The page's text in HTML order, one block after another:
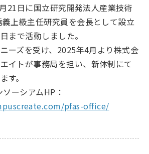
21日に国立研究開発法人産業技術
上級主任研究員を会長として設立
まで活動しました。
ーズを受け、2025年4月より株式会
イトが事務局を担い、新体制にて
す。
ーシアムHP：
pfas-office/